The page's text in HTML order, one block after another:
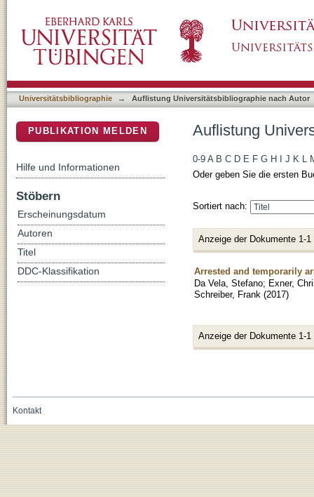
Universitätsbibliographie → Auflistung Universitätsbibliographie nach Autor
Auflistung
0-9 A B C D E F G H J K L
Oder geben Sie die ersten
Sortiert nach:
Anzeige der Dokumente 1-1
Arrested and temporarily
Da Vela, Stefano; Exner,
Schreiber, Frank (2017)
Anzeige der Dokumente 1-1
PUBLIKATION MELDEN
Hilfe und Informationen
Stöbern
Erscheinungsdatum
Autoren
Titel
DDC-Klassifikation
Kontakt